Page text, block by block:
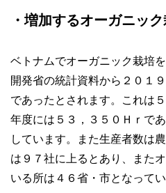
・増加するオーガニッ
ベトナムでオーガニック栽培
開発省の統計資料から２０１
であったとされます。これは
年度には５３，３５０Ｈｒで
しています。また生産者数は
は９７社に上るとあり、また
いる所は４６省・市となって